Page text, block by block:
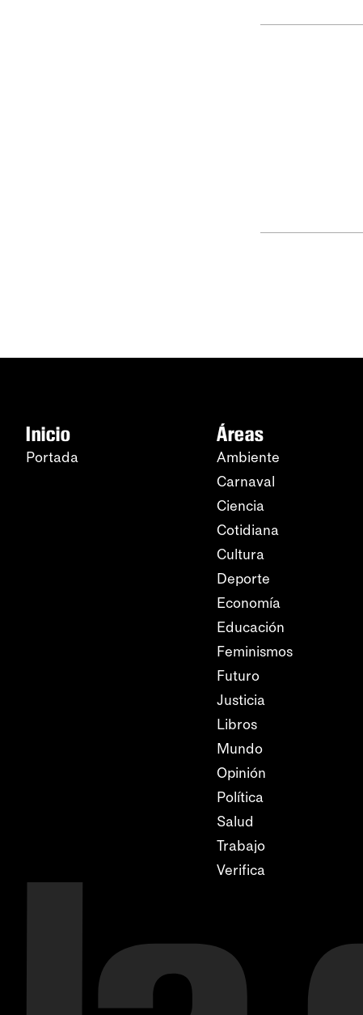
Inicio
Portada
Áreas
Ambiente
Carnaval
Ciencia
Cotidiana
Cultura
Deporte
Economía
Educación
Feminismos
Futuro
Justicia
Libros
Mundo
Opinión
Política
Salud
Trabajo
Verifica